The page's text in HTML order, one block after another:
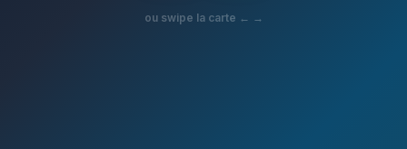
ou swipe la carte ← →